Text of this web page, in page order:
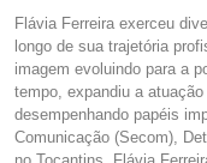
Flávia Ferreira exerceu
longo de sua trajetória
imagem evoluindo para a
tempo, expandiu a
desempenhando papéis
Comunicação (Secom),